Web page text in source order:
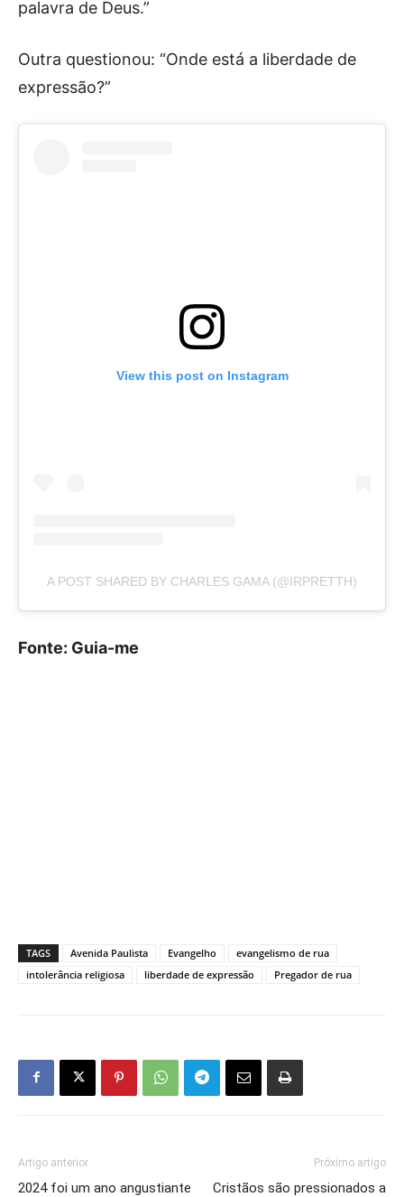
palavra de Deus.”
Outra questionou: “Onde está a liberdade de
expressão?”
View this post on Instagram
A POST SHARED BY CHARLES GAMA (@IRPRETTH)
Fonte: Guia-me
TAGS Avenida Paulista Evangelho
evangelismo de rua
intolerância religiosa
liberdade de expressão Pregador de rua
Artigo anterior
2024 foi um ano angustiante
Próximo artigo
Cristãos são pressionados a